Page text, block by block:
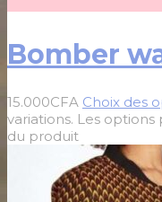
Bomber
15.000CFA Choix des
variations. Les
du produit